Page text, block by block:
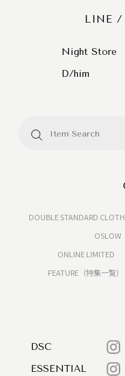
LINE /
Night Store
D/him
DOUBLE STANDARD
OSLOW
ONLINE LIMITED
FEATURE（特集一覧）
DSC
ESSENTIAL